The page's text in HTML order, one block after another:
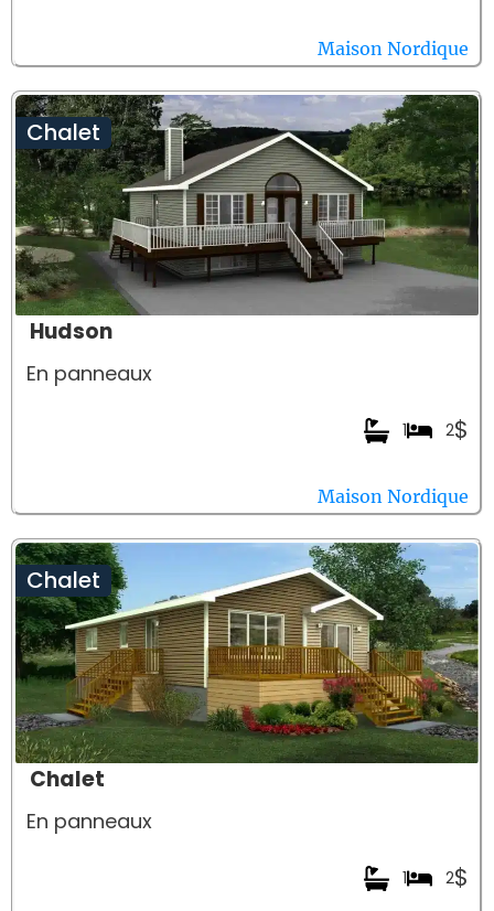
Maison Nordique
Chalet
Hudson
En panneaux
$
2
1
Maison Nordique
Chalet
Chalet
En panneaux
$
2
1